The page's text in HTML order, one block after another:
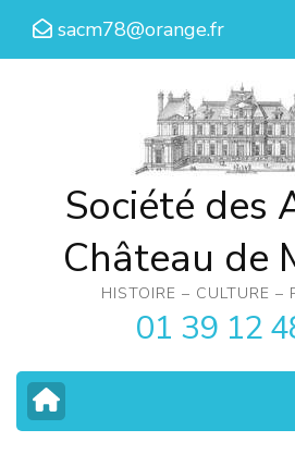
Aller
sacm78@orange.fr
Société des
Château de
HISTOIRE – CULTURE –
01 39 12